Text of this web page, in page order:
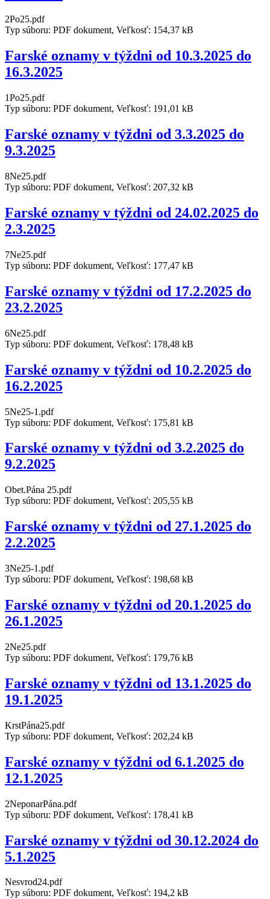
2Po25.pdf
Typ súboru: PDF dokument, Veľkosť: 154,37 kB
Farské oznamy v týždni od 10.3.2025 do
16.3.2025
1Po25.pdf
Typ súboru: PDF dokument, Veľkosť: 191,01 kB
Farské oznamy v týždni od 3.3.2025 do
9.3.2025
8Ne25.pdf
Typ súboru: PDF dokument, Veľkosť: 207,32 kB
Farské oznamy v týždni od 24.02.2025 do
2.3.2025
7Ne25.pdf
Typ súboru: PDF dokument, Veľkosť: 177,47 kB
Farské oznamy v týždni od 17.2.2025 do
23.2.2025
6Ne25.pdf
Typ súboru: PDF dokument, Veľkosť: 178,48 kB
Farské oznamy v týždni od 10.2.2025 do
16.2.2025
5Ne25-1.pdf
Typ súboru: PDF dokument, Veľkosť: 175,81 kB
Farské oznamy v týždni od 3.2.2025 do
9.2.2025
Obet.Pána 25.pdf
Typ súboru: PDF dokument, Veľkosť: 205,55 kB
Farské oznamy v týždni od 27.1.2025 do
2.2.2025
3Ne25-1.pdf
Typ súboru: PDF dokument, Veľkosť: 198,68 kB
Farské oznamy v týždni od 20.1.2025 do
26.1.2025
2Ne25.pdf
Typ súboru: PDF dokument, Veľkosť: 179,76 kB
Farské oznamy v týždni od 13.1.2025 do
19.1.2025
KrstPána25.pdf
Typ súboru: PDF dokument, Veľkosť: 202,24 kB
Farské oznamy v týždni od 6.1.2025 do
12.1.2025
2NeponarPána.pdf
Typ súboru: PDF dokument, Veľkosť: 178,41 kB
Farské oznamy v týždni od 30.12.2024 do
5.1.2025
Nesvrod24.pdf
Typ súboru: PDF dokument, Veľkosť: 194,2 kB